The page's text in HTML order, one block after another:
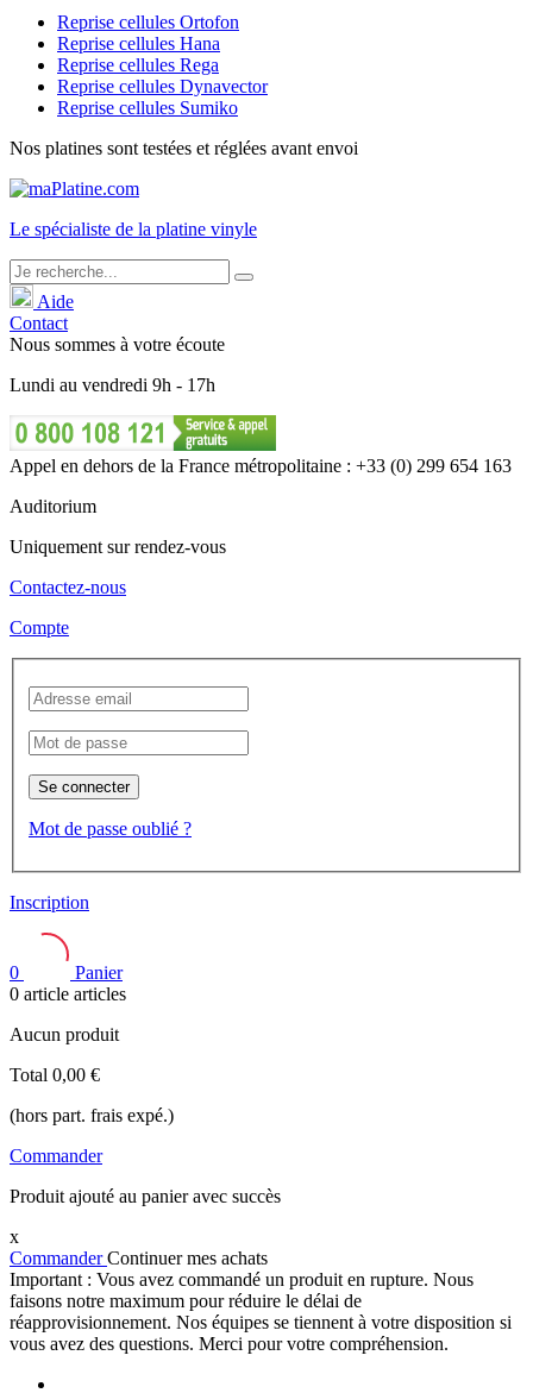
Reprise cellules Ortofon
Reprise cellules Hana
Reprise cellules Rega
Reprise cellules Dynavector
Reprise cellules Sumiko
Nos platines sont testées et réglées avant envoi
Le spécialiste de la platine vinyle
Aide
Contact
Nous sommes à votre écoute
Lundi au vendredi 9h - 17h
Appel en dehors de la France métropolitaine : +33 (0) 299 654 163
Auditorium
Uniquement sur rendez-vous
Contactez-nous
Compte
Se connecter
Mot de passe oublié ?
Inscription
0
Panier
0 article articles
Aucun produit
Total 0,00 €
(hors part. frais expé.)
Commander
Produit ajouté au panier avec succès
x
CommanderContinuer mes achats
Important : Vous avez commandé un produit en rupture. Nous
faisons notre maximum pour réduire le délai de
réapprovisionnement. Nos équipes se tiennent à votre disposition si
vous avez des questions. Merci pour votre compréhension.